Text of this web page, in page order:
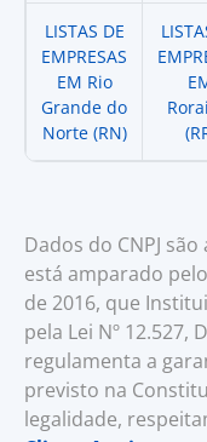
LISTAS DE
EMPRESAS
EM Rio
Grande do
Norte (RN)
Dados do CNPJ
está amparado
de 2016, que
pela Lei Nº 12.527,
regulamenta a
previsto na
legalidade,